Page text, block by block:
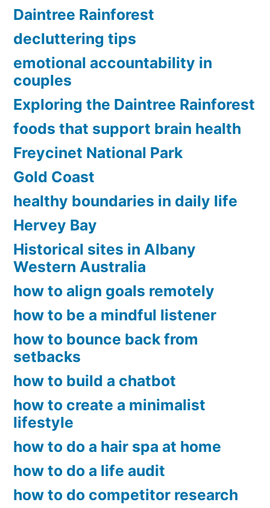
Daintree Rainforest
decluttering tips
emotional accountability in
couples
Exploring the Daintree Rainforest
foods that support brain health
Freycinet National Park
Gold Coast
healthy boundaries in daily life
Hervey Bay
Historical sites in Albany
Western Australia
how to align goals remotely
how to be a mindful listener
how to bounce back from
setbacks
how to build a chatbot
how to create a minimalist
lifestyle
how to do a hair spa at home
how to do a life audit
how to do competitor research